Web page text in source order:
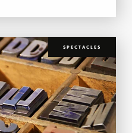
SPECTACLES